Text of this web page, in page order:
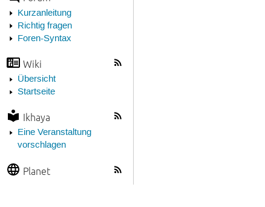
Kurzanleitung
Richtig fragen
Foren-Syntax
Wiki
Übersicht
Startseite
Ikhaya
Eine Veranstaltung
vorschlagen
Planet